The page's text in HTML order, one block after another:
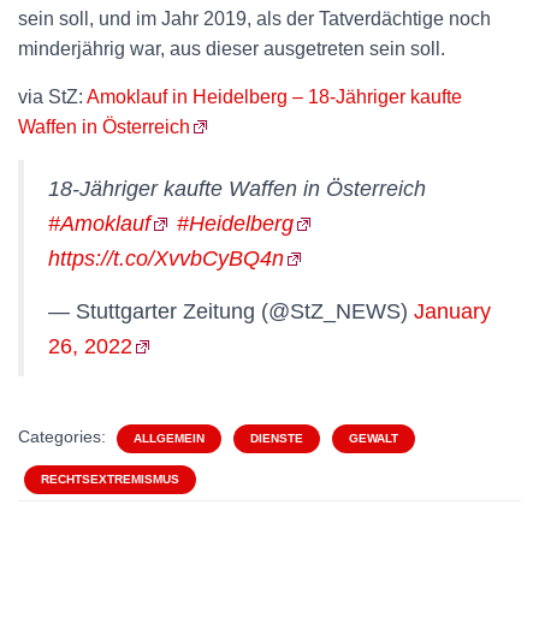
sein soll, und im Jahr 2019, als der Tatverdächtige noch
minderjährig war, aus dieser ausgetreten sein soll.
via StZ: Amoklauf in Heidelberg – 18-Jähriger kaufte
Waffen in Österreich
18-Jähriger kaufte Waffen in Österreich
#Amoklauf
#Heidelberg
https://t.co/XvvbCyBQ4n
— Stuttgarter Zeitung (@StZ_NEWS) January
26, 2022
Categories: ALLGEMEIN DIENSTE GEWALT
RECHTSEXTREMISMUS